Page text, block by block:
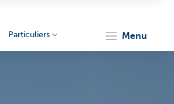
Particuliers menu